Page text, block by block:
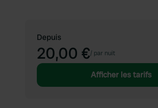
Depuis
20,00 €/ par nuit
Afficher les tarifs